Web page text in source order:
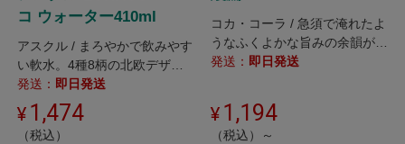
コ ウォーター410ml
アスクル / まろやかで飲みやす
い軟水。4種8柄の北欧デザイ
ンの飲みきりサイズのペットボ
トル。
発送： 即日発送
1,474
（税込）
コカ・コーラ / 急須で淹れたよ
うなふくよかな旨みの余韻が楽
しめる味わいの緑茶。
発送： 即日発送
1,194
（税込）～